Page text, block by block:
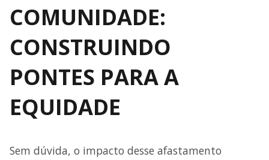
COMUNIDADE:
CONSTRUINDO
PONTES PARA A
EQUIDADE
Sem dúvida, o impacto desse afastamento